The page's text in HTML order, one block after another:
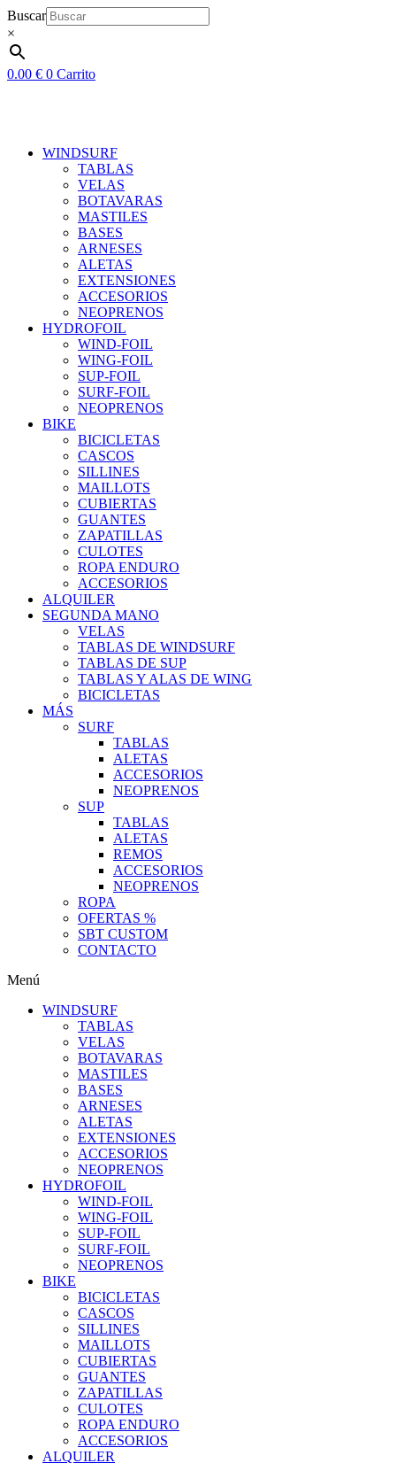
Ir
al
contenido
Buscar
×
0.00 € 0 Carrito
WINDSURF
TABLAS
VELAS
BOTAVARAS
MASTILES
BASES
ARNESES
ALETAS
EXTENSIONES
ACCESORIOS
NEOPRENOS
HYDROFOIL
WIND-FOIL
WING-FOIL
SUP-FOIL
SURF-FOIL
NEOPRENOS
BIKE
BICICLETAS
CASCOS
SILLINES
MAILLOTS
CUBIERTAS
GUANTES
ZAPATILLAS
CULOTES
ROPA ENDURO
ACCESORIOS
ALQUILER
SEGUNDA MANO
VELAS
TABLAS DE WINDSURF
TABLAS DE SUP
TABLAS Y ALAS DE WING
BICICLETAS
MÁS
SURF
TABLAS
ALETAS
ACCESORIOS
NEOPRENOS
SUP
TABLAS
ALETAS
REMOS
ACCESORIOS
NEOPRENOS
ROPA
OFERTAS %
SBT CUSTOM
CONTACTO
Menú
WINDSURF
TABLAS
VELAS
BOTAVARAS
MASTILES
BASES
ARNESES
ALETAS
EXTENSIONES
ACCESORIOS
NEOPRENOS
HYDROFOIL
WIND-FOIL
WING-FOIL
SUP-FOIL
SURF-FOIL
NEOPRENOS
BIKE
BICICLETAS
CASCOS
SILLINES
MAILLOTS
CUBIERTAS
GUANTES
ZAPATILLAS
CULOTES
ROPA ENDURO
ACCESORIOS
ALQUILER